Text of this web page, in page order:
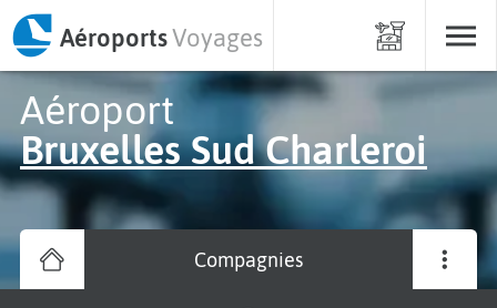
AéroportsVoyages
Aéroport
Bruxelles Sud Charleroi
Compagnies